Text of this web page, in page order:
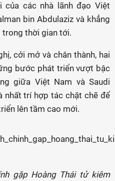
các nhà lãnh đạo Việt
bin Abdulaziz và khẳng
thời gian tới.
cởi mở và chân thành, hai
bước phát triển vượt bậc
giữa Việt Nam và Saudi
nhất trí hợp tác chặt chẽ để
lên tầm cao mới.
gặp Hoàng Thái tử kiêm